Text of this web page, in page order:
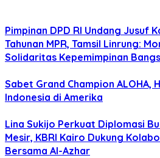
Pimpinan DPD RI Undang Jusuf
Tahunan MPR, Tamsil Linrung:
Solidaritas Kepemimpinan
Sabet Grand Champion ALOHA,
Indonesia di Amerika
Lina Sukijo Perkuat Diplomasi
Mesir, KBRI Kairo Dukung
Bersama Al-Azhar